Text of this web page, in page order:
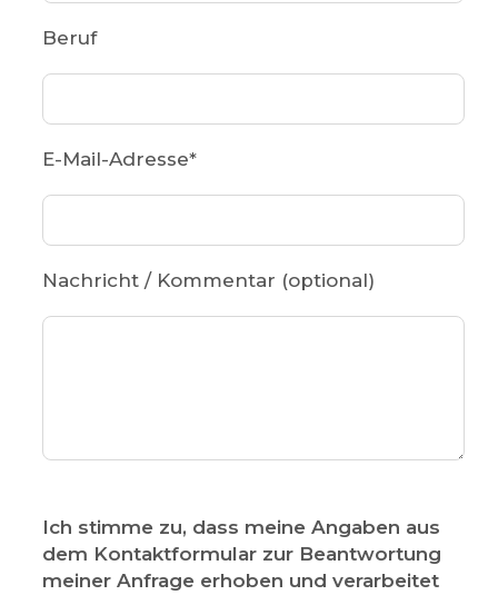
Beruf
E-Mail-Adresse*
Nachricht / Kommentar (optional)
Ich stimme zu, dass meine Angaben aus
dem Kontaktformular zur Beantwortung
meiner Anfrage erhoben und verarbeitet